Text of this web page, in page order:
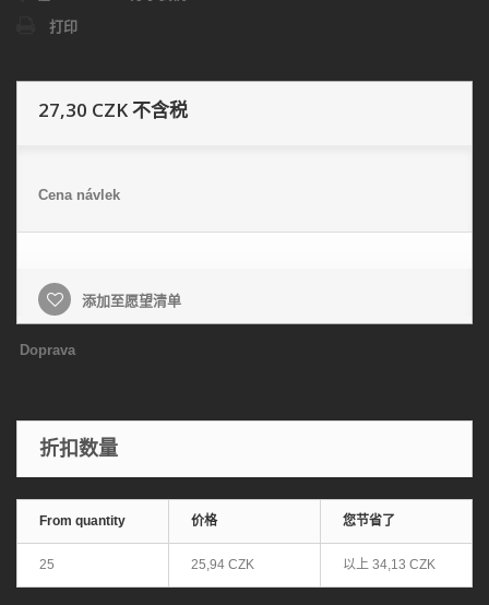
打印
27,30 CZK不含税
Cena návlek
添加至愿望清单
Doprava
折扣数量
From quantity 价格 您节省了
25 25,94 CZK 以上 34,13 CZK